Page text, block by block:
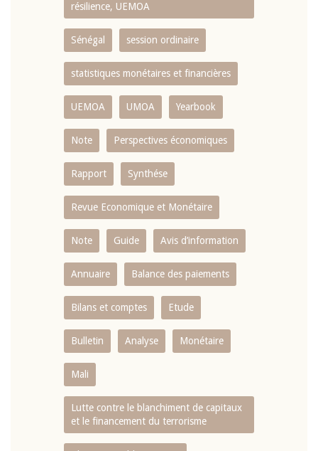
résilience, UEMOA
Sénégal session ordinaire
statistiques monétaires et financières
UEMOA UMOA Yearbook
Note Perspectives économiques
Rapport Synthése
Revue Economique et Monétaire
Note Guide Avis d’information
Annuaire Balance des paiements
Bilans et comptes Etude
Bulletin Analyse Monétaire
Mali
Lutte contre le blanchiment de capitaux
et le financement du terrorisme